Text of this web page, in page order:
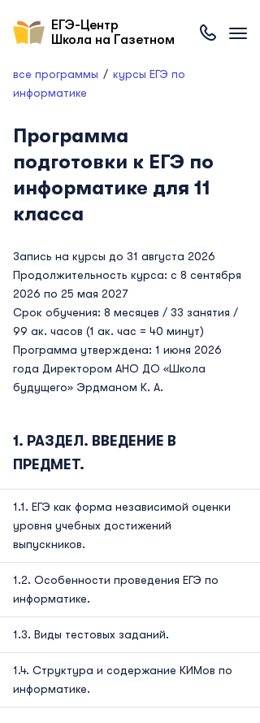
ЕГЭ-Центр
Школа на Газетном
все программы
курсы ЕГЭ по
информатике
Программа
подготовки к ЕГЭ по
информатике для 11
класса
Запись на курсы до 31 августа 2026
Продолжительность курса: с 8 сентября
2026 по 25 мая 2027
Срок обучения: 8 месяцев / 33 занятия /
99 ак. часов (1 ак. час = 40 минут)
Программа утверждена: 1 июня 2026
года Директором АНО ДО «Школа
будущего» Эрдманом К. А.
РАЗДЕЛ. ВВЕДЕНИЕ В
ПРЕДМЕТ.
ЕГЭ как форма независимой оценки
уровня учебных достижений
выпускников.
Особенности проведения ЕГЭ по
информатике.
Виды тестовых заданий.
Структура и содержание КИМов по
информатике.